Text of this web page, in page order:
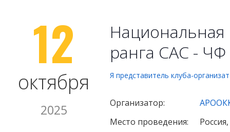
12
октября
2025
Национальная
ранга САС - ЧФ
Я представитель клуба-
Организатор:
Место проведения: